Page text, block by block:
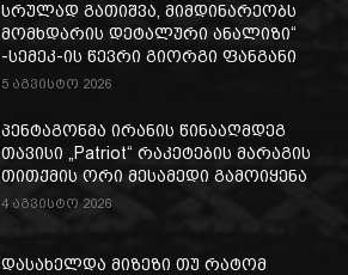
სრულად გათიშვა, მიმდინარეობს
მომხდარის დეტალური ანალიზი“
-სემეკ-ის წევრი გიორგი ფანგანი
5 აგვისტო 2026
პენტაგონმა ირანის წინააღმდეგ
თავისი „Patriot“ რაკეტების მარაგის
თითქმის ორი მესამედი გამოიყენა
4 აგვისტო 2026
დასახელდა მიზეზი თუ რატომ